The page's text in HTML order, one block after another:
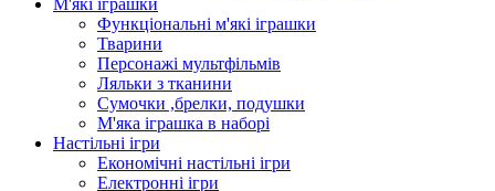
М'які іграшки
Функціональні м'які іграшки
Тварини
Персонажі мультфільмів
Ляльки з тканини
Сумочки ,брелки, подушки
М'яка іграшка в наборі
Настільні ігри
Економічні настільні ігри
Електронні ігри